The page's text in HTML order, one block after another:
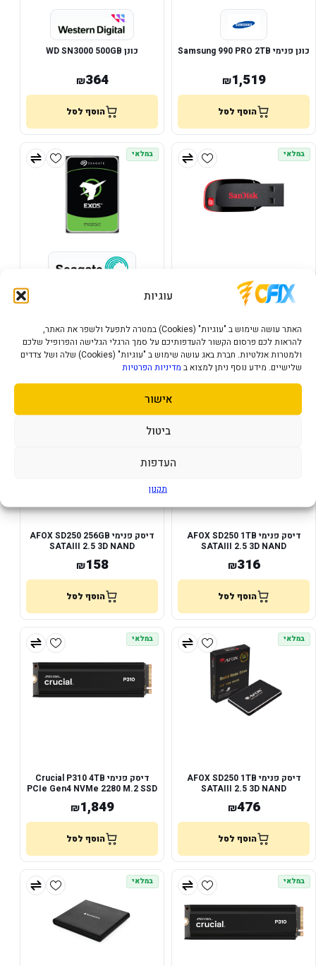
עוגיות
האתר עושה שימוש ב "עוגיות" (Cookies) במטרה לתפעל ולשפר את האתר,
להראות לכם פרסום הקשור להעדפותיכם על סמך הרגלי הגלישה והפרופיל שלכם
ולמטרות אנלטיות. חברת באג עושה שימוש ב "עוגיות" (Cookies) שלה ושל צדדים
שלישיים. מידע נוסף ניתן למצוא ב מדיניות הפרטיות
אישור
ביטול
העדפות
תקנון
כונן פנימי Samsung 990 PRO 2TB
₪1,519
הוסף לסל
כונן WD SN3000 500GB
₪364
הוסף לסל
במלאי
64GB Cruzer Blade SanDisk
34
הוסף לסל
במלאי
Enterprise 32TB 7200rpm
6,741
הוסף לסל
דיסק פנימי AFOX SD250 1TB
SATAIII 2.5 3D NAND
500/450RW
₪316
הוסף לסל
במלאי
דיסק פנימי AFOX SD250 256GB
SATAIII 2.5 3D NAND
550/450RW
₪158
הוסף לסל
במלאי
דיסק פנימי AFOX SD250 1TB
SATAIII 2.5 3D NAND
560/520RW
₪476
הוסף לסל
במלאי
דיסק פנימי Crucial P310 4TB
PCIe Gen4 NVMe 2280 M.2 SSD
Heatsinc
₪1,849
הוסף לסל
במלאי במלאי